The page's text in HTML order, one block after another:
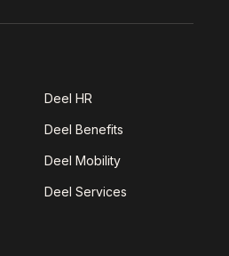
Deel HR
Deel Benefits
Deel Mobility
Deel Services